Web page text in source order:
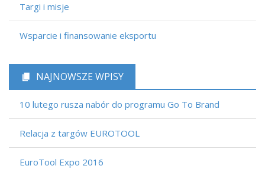
Targi i misje
Wsparcie i finansowanie eksportu
NAJNOWSZE WPISY
10 lutego rusza nabór do programu Go To Brand
Relacja z targów EUROTOOL
EuroTool Expo 2016